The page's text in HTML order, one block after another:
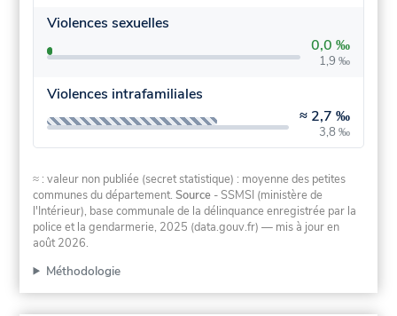
Violences sexuelles
0,0 ‰
1,9 ‰
Violences intrafamiliales
≈ 2,7 ‰
3,8 ‰
≈ : valeur non publiée (secret statistique) : moyenne des petites
communes du département.Source - SSMSI (ministère de
l'Intérieur), base communale de la délinquance enregistrée par la
police et la gendarmerie, 2025 (data.gouv.fr) — mis à jour en
août 2026.
Méthodologie